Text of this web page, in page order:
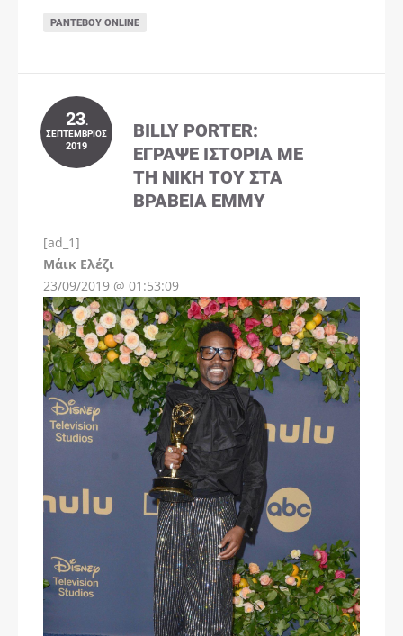
ΡΑΝΤΕΒΟΎ ONLINE
23.
ΣΕΠΤΈΜΒΡΙΟΣ
2019
BILLY PORTER:
ΈΓΡΑΨΕ ΙΣΤΟΡΊΑ ΜΕ
ΤΗ ΝΊΚΗ ΤΟΥ ΣΤΑ
ΒΡΑΒΕΊΑ EMMY
[ad_1]
Μάικ ΕλέζιInstagram
23/09/2019 @ 01:53:09